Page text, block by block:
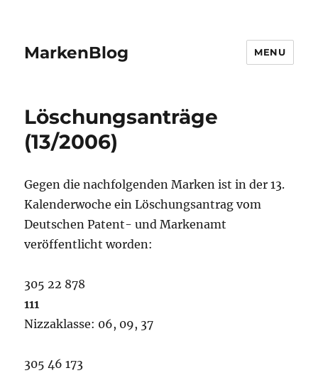
MarkenBlog MENU
Löschungsanträge
(13/2006)
Gegen die nachfolgenden Marken ist in der 13.
Kalenderwoche ein Löschungsantrag vom
Deutschen Patent- und Markenamt
veröffentlicht worden:
305 22 878
111
Nizzaklasse: 06, 09, 37
305 46 173